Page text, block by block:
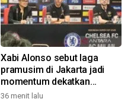
Xabi Alonso sebut laga
pramusim di Jakarta jadi
momentum dekatkan
Chelsea dengan penggemar
36 menit lalu